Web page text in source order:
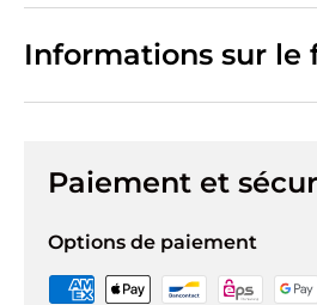
Informations sur le
Paiement et
Options de paiement